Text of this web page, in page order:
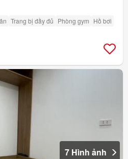
Trang bị đầy đủ Phòng gym Hồ bơi
7 Hình ảnh